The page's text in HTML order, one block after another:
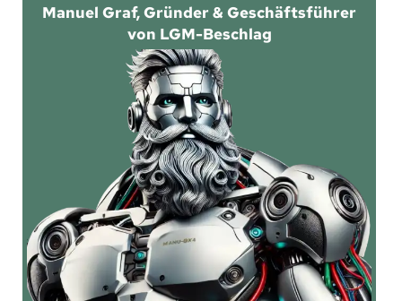
Manuel Graf, Gründer & Geschäftsführer
von LGM-Beschlag